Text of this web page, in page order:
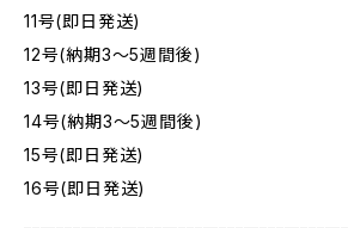
11号(即日発送)
12号(納期3～5週間後)
13号(即日発送)
14号(納期3～5週間後)
15号(即日発送)
16号(即日発送)